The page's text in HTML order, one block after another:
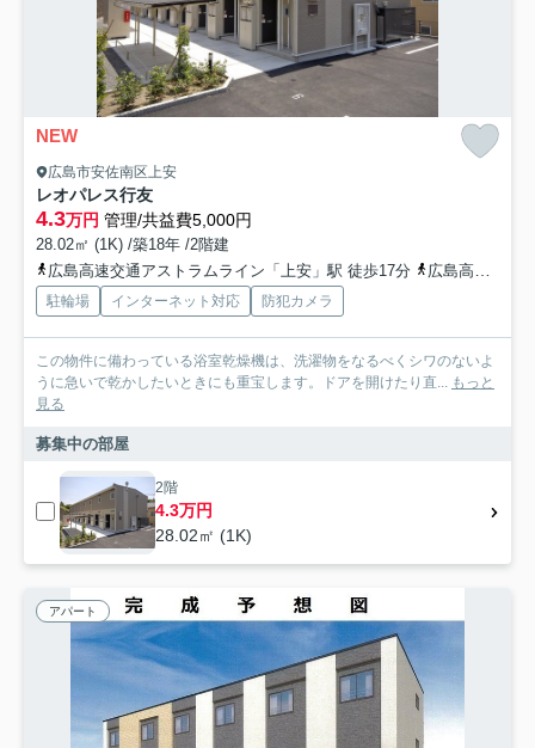
NEW
広島市安佐南区上安
レオパレス行友
4.3万円 管理/共益費5,000円
28.02㎡ (1K) /築18年 /2階建
広島高速交通アストラムライン「上安」駅 徒歩17分
広島高速交通アストラムライン「安東」駅 徒歩20分
駐輪場 インターネット対応 防犯カメラ
この物件に備わっている浴室乾燥機は、洗濯物をなるべくシワのないよ
うに急いで乾かしたいときにも重宝します。ドアを開けたり直... もっと
見る
募集中の部屋
2階
4.3万円
28.02㎡ (1K)
アパート